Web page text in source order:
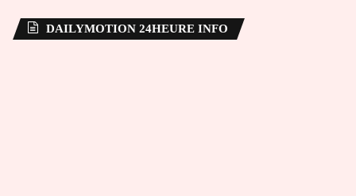
DAILYMOTION 24HEURE INFO